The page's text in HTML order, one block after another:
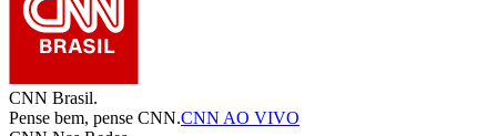
CNN Brasil.
Pense bem, pense CNN.CNN AO VIVO